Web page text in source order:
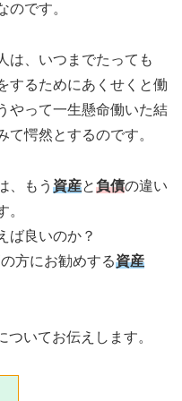
のです。
は、いつまでたっても
するためにあくせくと働
やって一生懸命働いた結
愕然とするのです。
、もう 資産と負債の違い
。
ば良いのか？
方にお勧めする資産
ついてお伝えします。